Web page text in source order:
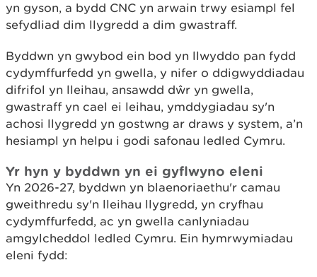
yn gyson, a bydd CNC yn arwain trwy esiampl fel
sefydliad dim llygredd a dim gwastraff.
Byddwn yn gwybod ein bod yn llwyddo pan fydd
cydymffurfedd yn gwella, y nifer o ddigwyddiadau
difrifol yn lleihau, ansawdd dŵr yn gwella,
gwastraff yn cael ei leihau, ymddygiadau sy'n
achosi llygredd yn gostwng ar draws y system, a’n
hesiampl yn helpu i godi safonau ledled Cymru.
Yr hyn y byddwn yn ei gyflwyno eleni
Yn 2026-27, byddwn yn blaenoriaethu'r camau
gweithredu sy'n lleihau llygredd, yn cryfhau
cydymffurfedd, ac yn gwella canlyniadau
amgylcheddol ledled Cymru. Ein hymrwymiadau
eleni fydd: